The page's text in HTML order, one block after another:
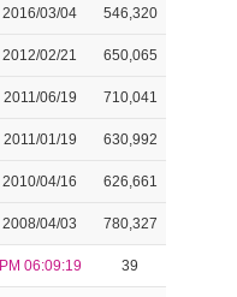
2016/03/04 546,320
2012/02/21 650,065
2011/06/19 710,041
2011/01/19 630,992
2010/04/16 626,661
2008/04/03 780,327
PM 06:09:19 39